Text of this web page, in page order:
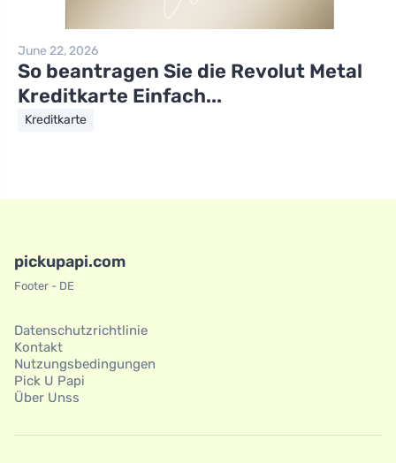
June 22, 2026
So beantragen Sie die Revolut Metal
Kreditkarte Einfach...
Kreditkarte
pickupapi.com
Footer - DE
Datenschutzrichtlinie
Kontakt
Nutzungsbedingungen
Pick U Papi
Über Unss